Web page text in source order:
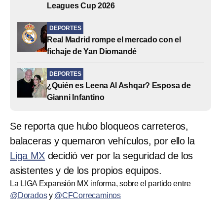
Leagues Cup 2026
DEPORTES
Real Madrid rompe el mercado con el
fichaje de Yan Diomandé
DEPORTES
¿Quién es Leena Al Ashqar? Esposa de
Gianni Infantino
Se reporta que hubo bloqueos carreteros,
balaceras y quemaron vehículos, por ello la
Liga MX decidió ver por la seguridad de los
asistentes y de los propios equipos.
La LIGA Expansión MX informa, sobre el partido entre
@Doradosy @CFCorrecaminos